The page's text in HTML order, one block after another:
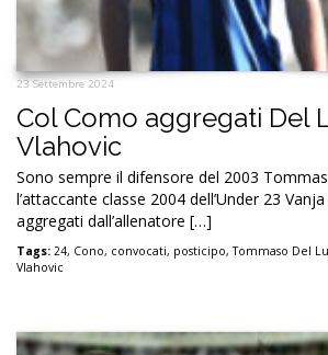
23 Settembre 2024
Col Como aggregati Del
Vlahovic
Sono sempre il difensore del 2003
l’attaccante classe 2004 dell’Under 23
aggregati dall’allenatore […]
Tags: 24, Cono, convocati, posticipo,Tommaso Del
Vlahovic